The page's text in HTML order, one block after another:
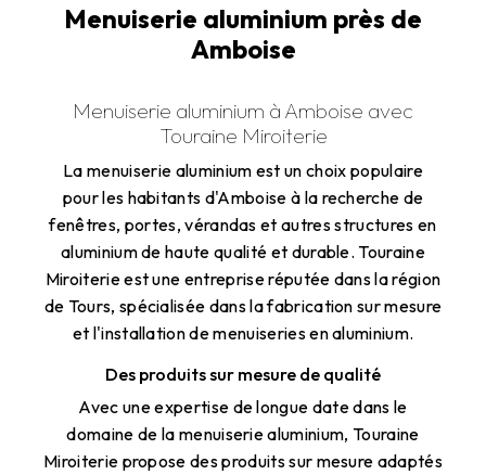
Menuiserie aluminium près de
Amboise
Menuiserie aluminium à Amboise avec
Touraine Miroiterie
La menuiserie aluminium est un choix populaire
pour les habitants d'Amboise à la recherche de
fenêtres, portes, vérandas et autres structures en
aluminium de haute qualité et durable. Touraine
Miroiterie est une entreprise réputée dans la région
de Tours, spécialisée dans la fabrication sur mesure
et l'installation de menuiseries en aluminium.
Des produits sur mesure de qualité
Avec une expertise de longue date dans le
domaine de la menuiserie aluminium, Touraine
Miroiterie propose des produits sur mesure adaptés